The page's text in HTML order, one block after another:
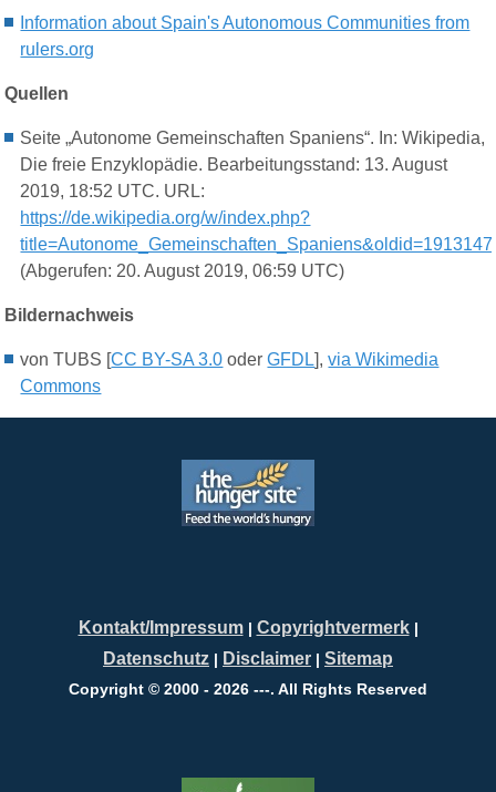
Information about Spain's Autonomous Communities from
rulers.org
Quellen
Seite „Autonome Gemeinschaften Spaniens“. In: Wikipedia,
Die freie Enzyklopädie. Bearbeitungsstand: 13. August
2019, 18:52 UTC. URL:
https://de.wikipedia.org/w/index.php?
(Abgerufen: 20. August 2019, 06:59 UTC)
Bildernachweis
von TUBS [CC BY-SA 3.0 oderGFDL],via Wikimedia
Commons
Kontakt/Impressum| Copyrightvermerk|
Datenschutz | Disclaimer | Sitemap
Copyright © 2000 - 2026 ---. All Rights Reserved